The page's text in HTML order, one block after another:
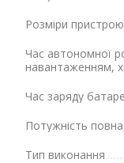
Розміри
Час автономної
навантаженням,
Час заряду
Потужність
Тип виконання